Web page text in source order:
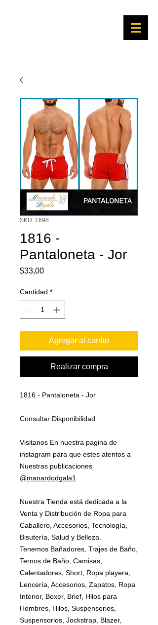
SKU: 1698
1816 -
Pantaloneta - Jor
$33,00Precio
Cantidad *
Agregar al carrito
Realizar compra
1816 - Pantaloneta - Jor
Consultar Disponibilidad
Visitanos En nuestra pagina de
instagram para que estes atentos a
Nuestras publicaciones
@manardodgala1
Nuestra Tienda está dedicada a la
Venta y Distribución de Ropa para
Caballero, Accesorios, Tecnología,
Bisutería, Salud y Belleza.
Tenemos Bañadores, Trajes de Baño,
Ternos de Baño, Camisas,
Calentadores, Short, Ropa playera,
Lencería, Accesorios, Zapatos, Ropa
Interior, Boxer, Brief, Hilos para
Hombres, Hilos, Suspensorios,
Suspensorios, Jockstrap, Blazer,